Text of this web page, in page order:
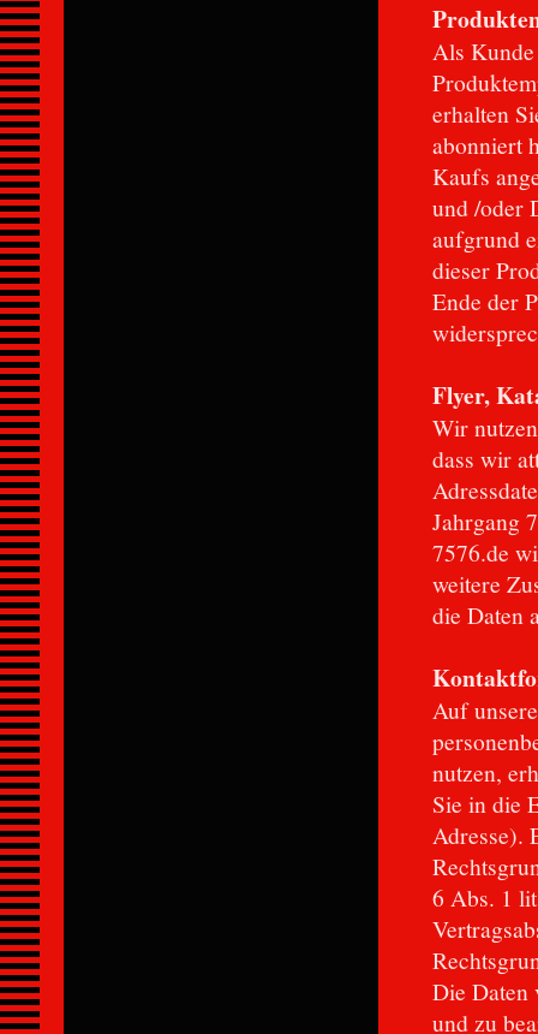
Als
erhalten
abonniert
Kaufs
und /oder
aufgrund
dieser
Ende der
Flyer,
Wir
dass wir
Jahrgang
7576.de
weitere
die Daten
Auf
nutzen,
Sie in die
Adresse).
6 Abs. 1
Die Daten
und zu